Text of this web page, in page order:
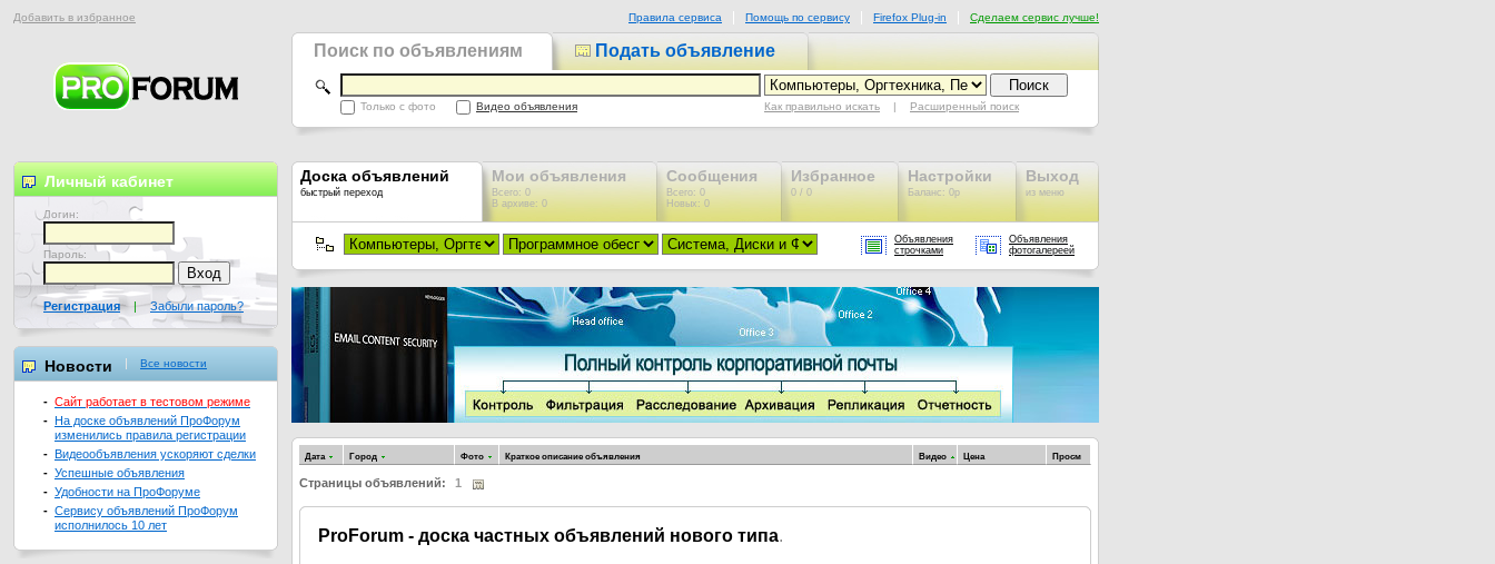
Добавить в избранное Правила сервиса Помощь по сервису Firefox Plug-in Сделаем сервис лучше!
Поиск по объявлениям Подать объявление
Только с фото Видео объявления Как правильно искать | Расширенный поиск
Доска объявлений
быстрый переход
Мои объявления
Всего: 0
В архиве: 0
Сообщения
Всего: 0
Новых: 0
Избранное
0 / 0
Настройки
Баланс: 0р
Выход
из меню
Объявления
строчками
Объявления
фотогалереей
Дата Город Фото Краткое описание объявления Видео Цена Просм
Страницы объявлений: 1
ProForum - доска частных объявлений нового типа.
Личный кабинет
Логин:
Пароль:
Регистрация | Забыли пароль?
Новости Все новости
- Сайт работает в тестовом режиме
- На доске объявлений ПроФорум
изменились правила регистрации
- Видеообъявления ускоряют сделки
- Успешные объявления
- Удобности на ПроФоруме
- Сервису объявлений ПроФорум
исполнилось 10 лет